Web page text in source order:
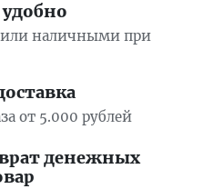
наличными при
от 5.000 рублей
денежных